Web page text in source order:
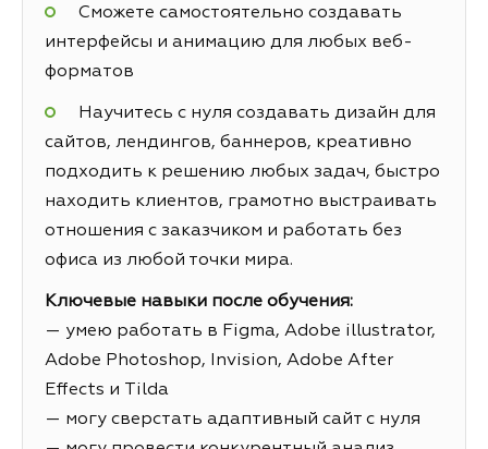
Сможете самостоятельно создавать
интерфейсы и анимацию для любых веб-
форматов
Научитесь с нуля создавать дизайн для
сайтов, лендингов, баннеров, креативно
подходить к решению любых задач, быстро
находить клиентов, грамотно выстраивать
отношения с заказчиком и работать без
офиса из любой точки мира.
Ключевые навыки после обучения:
— умею работать в Figma, Adobe illustrator,
Adobe Photoshop, Invision, Adobe After
Effects и Tilda
— могу сверстать адаптивный сайт с нуля